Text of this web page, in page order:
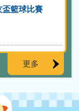
盃籃球比賽
大埔鐵路博物館
更多